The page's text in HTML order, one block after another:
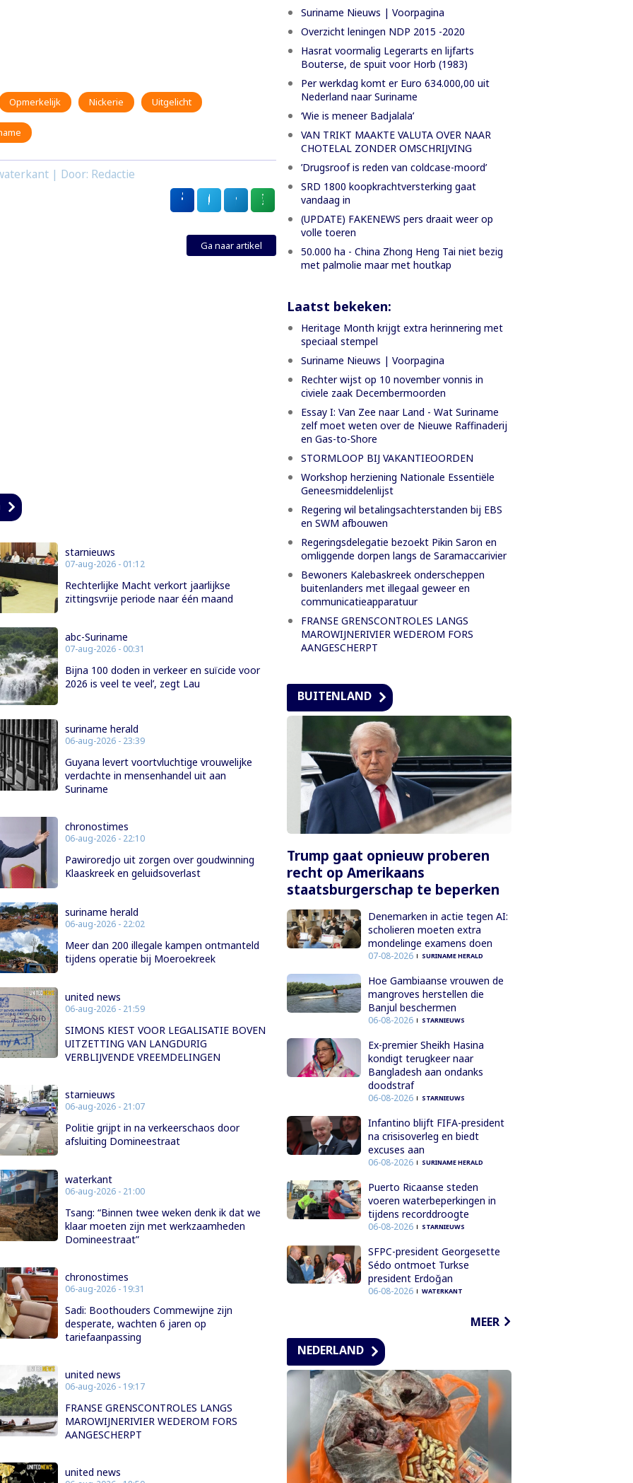
Opmerkelijk Nickerie Uitgelicht
| Door: Redactie
Ga naar artikel
starnieuws
07-aug-2026 - 01:12
Rechterlijke Macht verkort jaarlijkse
zittingsvrije periode naar één maand
abc-Suriname
07-aug-2026 - 00:31
Bijna 100 doden in verkeer en suïcide voor
2026 is veel te veel’, zegt Lau
suriname herald
06-aug-2026 - 23:39
Guyana levert voortvluchtige vrouwelijke
verdachte in mensenhandel uit aan
Suriname
chronostimes
06-aug-2026 - 22:10
Pawiroredjo uit zorgen over goudwinning
Klaaskreek en geluidsoverlast
suriname herald
06-aug-2026 - 22:02
Meer dan 200 illegale kampen ontmanteld
tijdens operatie bij Moeroekreek
united news
06-aug-2026 - 21:59
SIMONS KIEST VOOR LEGALISATIE BOVEN
UITZETTING VAN LANGDURIG
VERBLIJVENDE VREEMDELINGEN
starnieuws
06-aug-2026 - 21:07
Politie grijpt in na verkeerschaos door
afsluiting Domineestraat
waterkant
06-aug-2026 - 21:00
Tsang: “Binnen twee weken denk ik dat we
klaar moeten zijn met werkzaamheden
Domineestraat”
chronostimes
06-aug-2026 - 19:31
Sadi: Boothouders Commewijne zijn
desperate, wachten 6 jaren op
tariefaanpassing
united news
06-aug-2026 - 19:17
FRANSE GRENSCONTROLES LANGS
MAROWIJNERIVIER WEDEROM FORS
AANGESCHERPT
united news
Suriname Nieuws | Voorpagina
Overzicht leningen NDP 2015 -2020
Hasrat voormalig Legerarts en lijfarts
Bouterse, de spuit voor Horb (1983)
Per werkdag komt er Euro 634.000,00 uit
Nederland naar Suriname
‘Wie is meneer Badjalala’
VAN TRIKT MAAKTE VALUTA OVER NAAR
CHOTELAL ZONDER OMSCHRIJVING
’Drugsroof is reden van coldcase-moord’
SRD 1800 koopkrachtversterking gaat
vandaag in
(UPDATE) FAKENEWS pers draait weer op
volle toeren
50.000 ha - China Zhong Heng Tai niet bezig
met palmolie maar met houtkap
Laatst bekeken:
Heritage Month krijgt extra herinnering met
speciaal stempel
Suriname Nieuws | Voorpagina
Rechter wijst op 10 november vonnis in
civiele zaak Decembermoorden
Essay I: Van Zee naar Land - Wat Suriname
zelf moet weten over de Nieuwe Raffinaderij
en Gas-to-Shore
STORMLOOP BIJ VAKANTIEOORDEN
Workshop herziening Nationale Essentiële
Geneesmiddelenlijst
Regering wil betalingsachterstanden bij EBS
en SWM afbouwen
Regeringsdelegatie bezoekt Pikin Saron en
omliggende dorpen langs de Saramaccarivier
Bewoners Kalebaskreek onderscheppen
buitenlanders met illegaal geweer en
communicatieapparatuur
FRANSE GRENSCONTROLES LANGS
MAROWIJNERIVIER WEDEROM FORS
AANGESCHERPT
BUITENLAND
Trump gaat opnieuw proberen
recht op Amerikaans
staatsburgerschap te beperken
Denemarken in actie tegen AI:
scholieren moeten extra
mondelinge examens doen
07-08-2026 SURINAME HERALD
Hoe Gambiaanse vrouwen de
mangroves herstellen die
Banjul beschermen
06-08-2026 STARNIEUWS
Ex-premier Sheikh Hasina
kondigt terugkeer naar
Bangladesh aan ondanks
doodstraf
06-08-2026 STARNIEUWS
Infantino blijft FIFA-president
na crisisoverleg en biedt
excuses aan
06-08-2026 SURINAME HERALD
Puerto Ricaanse steden
voeren waterbeperkingen in
tijdens recorddroogte
06-08-2026 STARNIEUWS
SFPC-president Georgesette
Sédo ontmoet Turkse
president Erdoğan
06-08-2026 WATERKANT
MEER
NEDERLAND